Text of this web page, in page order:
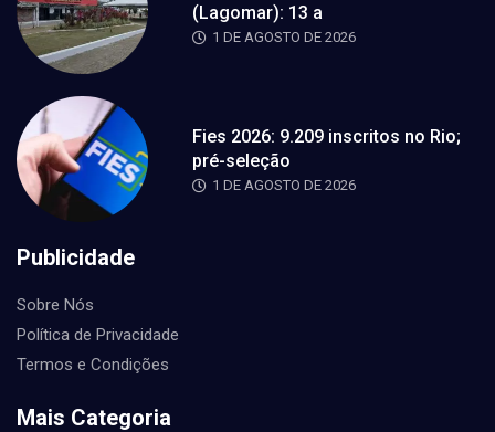
(Lagomar): 13 a
1 DE AGOSTO DE 2026
Fies 2026: 9.209 inscritos no Rio;
pré-seleção
1 DE AGOSTO DE 2026
Publicidade
Sobre Nós
Política de Privacidade
Termos e Condições
Mais Categoria